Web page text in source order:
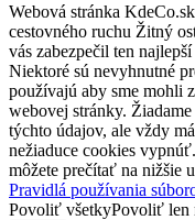
Webová stránka
cestovného ruchu Žitný
vás zabezpečil ten
Niektoré sú nevyhnutné
používajú aby sme mohli
webovej stránky.
týchto údajov, ale vždy
nežiaduce cookies
môžete prečítať na nižšie
Pravidlá používania
Povoliť všetkyPovoliť len